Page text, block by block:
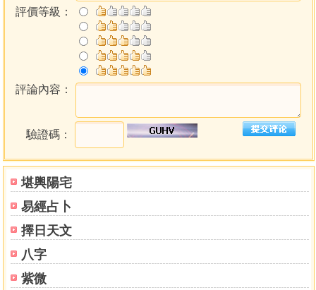
堪輿陽宅
易經占卜
擇日天文
八字
紫微
第三趟
第十七掌 進步團撞
第十八掌 白猿獻桃
第十九掌 風輪反肘
第二十掌 仙人觀棋
第二十一掌 金絲抹眉
第二十三掌 退步牽羊
第二十四掌 霸王送客
第四趟
第二十五掌 走馬回頭
第二十七掌 翻身劈捶
第二十八掌 野馬撞槽
第二十九掌 大鵬展翅
第 三十 掌 白袍鍘草
第三十一掌 周倉扛刀
評價等級：
評論內容：
驗證碼：